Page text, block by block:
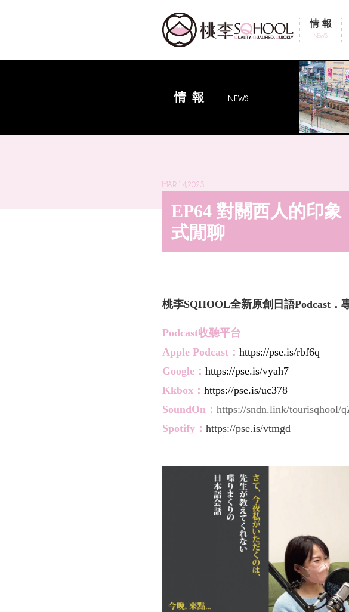
情報
NEWS
情報 NEWS
MAR.14,2023
EP64 對關西人的印
式閒聊
桃李SQHOOL全新原創日語Podcast．
Podcast收聽平台
Apple Podcast： https://pse.is/rbf6q
Google： https://pse.is/vyah7
Kkbox： https://pse.is/uc378
SoundOn： https://sndn.link/tourisqhool/
Spotify： https://pse.is/vtmgd